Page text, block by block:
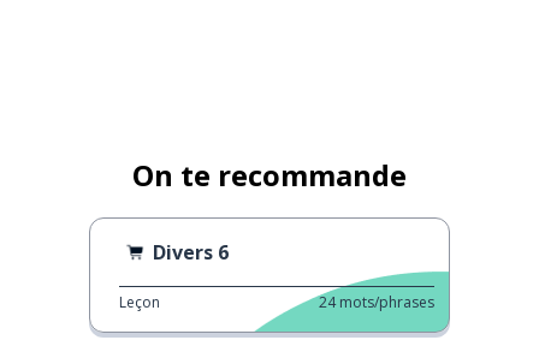
On te recommande
Divers 6
Leçon 24 mots/phrases